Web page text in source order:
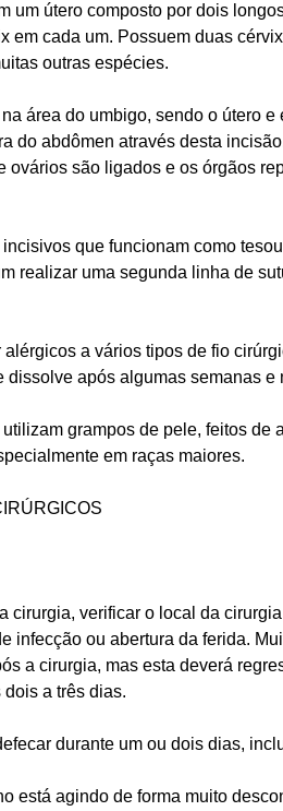
um útero composto por dois
em cada um. Possuem duas
outras espécies.
área do umbigo, sendo o útero
do abdômen através desta
ovários são ligados e os órgãos
que funcionam como
realizar uma segunda linha de
a vários tipos de fio
dissolve após algumas semanas
grampos de pele, feitos de
em raças maiores.
cirurgia, verificar o local da
infecção ou abertura da ferida.
a cirurgia, mas esta deverá
dois a três dias.
durante um ou dois dias,
está agindo de forma muito